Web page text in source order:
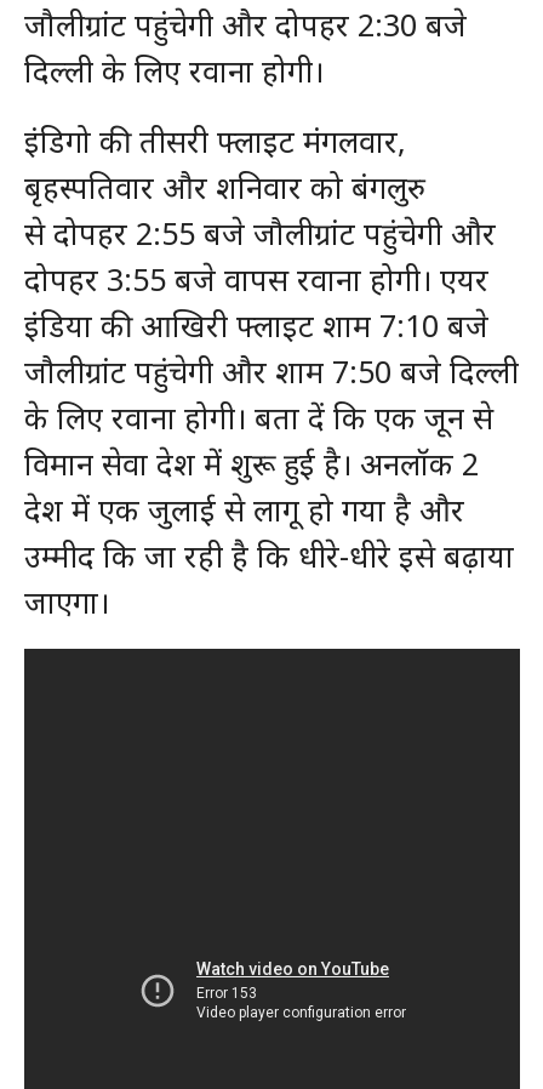
जौलीग्रांट पहुंचेगी और दोपहर 2:30 बजे
दिल्ली के लिए रवाना होगी।
इंडिगो की तीसरी फ्लाइट मंगलवार,
बृहस्पतिवार और शनिवार को बंगलुरु
से दोपहर 2:55 बजे जौलीग्रांट पहुंचेगी और
दोपहर 3:55 बजे वापस रवाना होगी। एयर
इंडिया की आखिरी फ्लाइट शाम 7:10 बजे
जौलीग्रांट पहुंचेगी और शाम 7:50 बजे दिल्ली
के लिए रवाना होगी। बता दें कि एक जून से
विमान सेवा देश में शुरू हुई है। अनलॉक 2
देश में एक जुलाई से लागू हो गया है और
उम्मीद कि जा रही है कि धीरे-धीरे इसे बढ़ाया
जाएगा।